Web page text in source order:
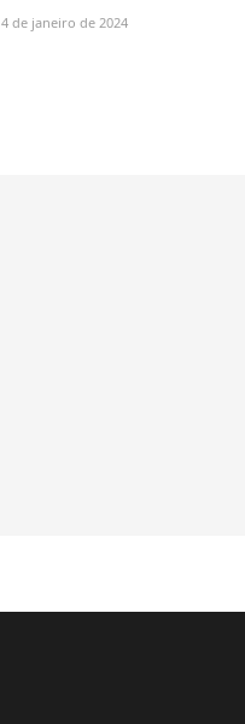
de Jeffrey Epstein, chefe de
4 de janeiro de 2024